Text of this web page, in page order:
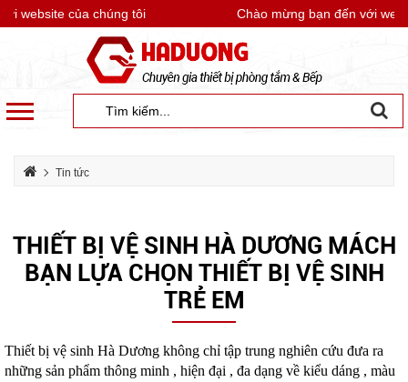
của chúng tôi Chào mừng bạn đến với website
Tin tức
THIẾT BỊ VỆ SINH HÀ DƯƠNG MÁCH
BẠN LỰA CHỌN THIẾT BỊ VỆ SINH
TRẺ EM
Thiết bị vệ sinh Hà Dương không chỉ tập trung nghiên cứu đưa ra
những sản phẩm thông minh , hiện đại , đa dạng về kiểu dáng , màu